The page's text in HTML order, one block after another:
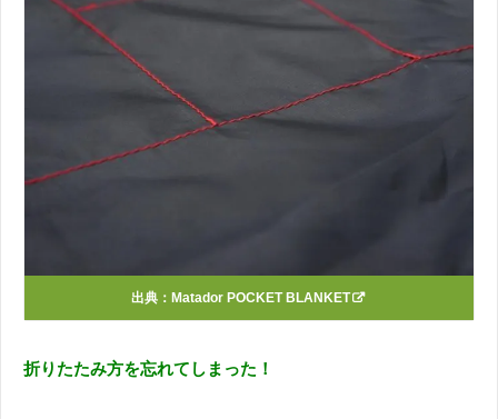
出典： Matador POCKET BLANKET
折りたたみ方を忘れてしまった！